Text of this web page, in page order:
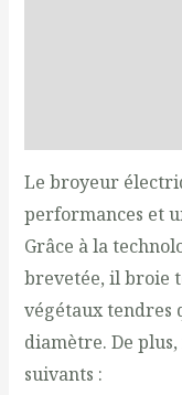
Le broyeur
performances et
Grâce à la
brevetée, il broie
végétaux tendres
diamètre. De
suivants :